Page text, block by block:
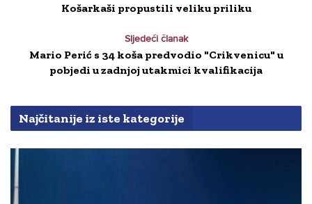
Košarkaši propustili veliku priliku
Sljedeći članak
Mario Perić s 34 koša predvodio "Crikvenicu" u
pobjedi u zadnjoj utakmici kvalifikacija
Najčitanije iz iste kategorije